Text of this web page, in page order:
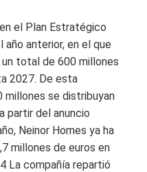
el Plan Estratégico
anterior, en el que
total de 600 millones
2027. De esta
millones se distribuyan
partir del anuncio
Neinor Homes ya ha
millones de euros en
La compañía repartió